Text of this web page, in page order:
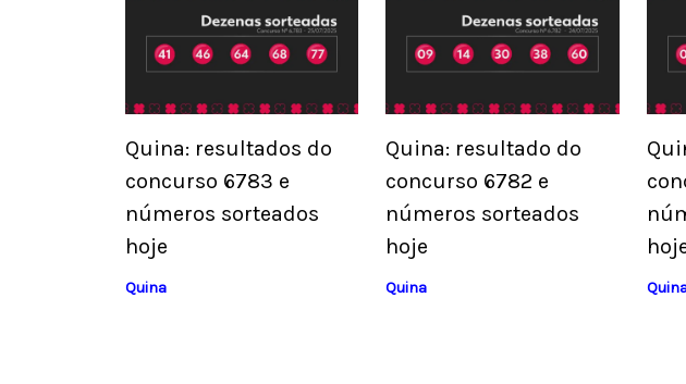
Quina: resultados do
concurso 6783 e
números sorteados
hoje
Quina
Quina: resultado do
concurso 6782 e
números sorteados
hoje
Quina